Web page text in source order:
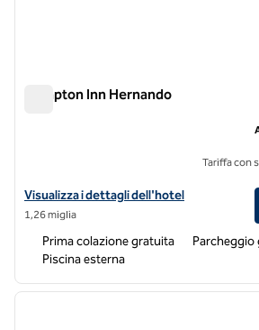
Hampton Inn Hernando
Visualizza i dettagli dell'hotel Hampton Inn
Visualizza i dettagli dell'hotel
1,26 miglia
Tariffa con
Prima colazione gratuita
Piscina esterna
1 di 12